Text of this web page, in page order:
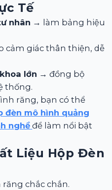
Tế
nhân → làm bảng hiệu
cảm giác thân thiện, dễ
lớn → đồng bộ
thống.
răng, bạn có thể
đèn mô hình quảng
nghề để làm nổi bật
Liệu Hộp Đèn
răng chắc chắn.